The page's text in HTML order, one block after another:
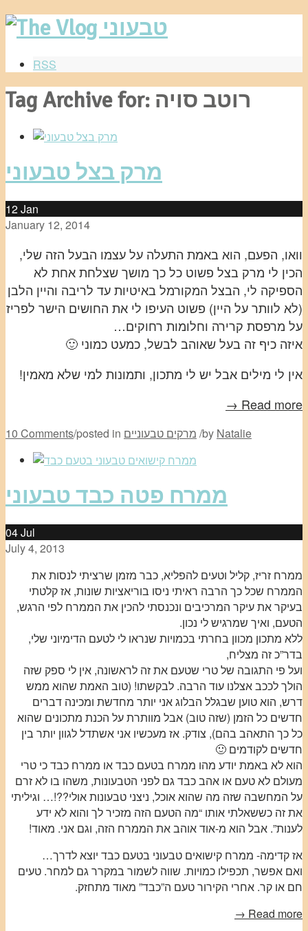
RSS
Tag Archive for: רוטב סויה
מרק בצל טבעוני
12Jan
January 12, 2014
וואו, הפעם, הוא באמת התעלה על עצמו הבעל הזה שלי,
הכין לי מרק בצל פשוט כל כך מושך שצלחת אחת לא
הספיקה לי, הבצל המקורמל באיטיות עד לריבה והיין הלבן
(לא לוותר על היין) פשוט העיפו לי את החושים הישר לפריז
על מרפסת קרירה וחלומות רחוקים…
איזה כיף זה בעל שאוהב לבשל, כמעט כמוני 🙂
אין לי מילים אבל יש לי מתכון, ותמונות למי שלא מאמין!
Read more →
10 Comments/posted in מרקים טבעוניים /by Natalie
ממרח פטה כבד טבעוני
04Jul
July 4, 2013
ממרח זריז, קליל וטעים להפליא, כבר מזמן שרציתי לנסות את
הממרח שכל כך הרבה ראיתי ניסו בוריאציות שונות, אז קלטתי
בעיקר את עיקר המרכיבים ונכנסתי להכין את הממרח לפי הרגש,
הטעם, ואיך שמרגיש לי נכון.
ללא מתכון מכוון בחרתי בכמויות שנראו לי לטעם הדימיוני שלי,
בדר”כ זה מצליח,
ועל פי התגובה של טרי שטעם את זה לראשונה, אין לי ספק שזה
הולך לככב אצלנו עוד הרבה. לבקשתו! (טוב האמת שהוא ממש
דרש, הוא טוען שבגלל הבלוג אני יותר מחדשת ומכינה דברים
חדשים כל הזמן (שזה טוב) אבל מוותרת על הכנת מתכונים שהוא
כל כך התאהב בהם), צודק. אז מעכשיו אני אשתדל לגוון יותר בין
חדשים לקודמים 🙂
הוא לא באמת יודע מהו ממרח בטעם כבד או ממרח כבד כי טרי
מעולם לא טעם או אהב כבד גם לפני הטבעונות, משהו בו לא זרם
על המחשבה שזה מה שהוא אוכל, ניצני טבעונות אולי??!… וגיליתי
את זה כששאלתי אותו “מה הטעם הזה מזכיר לך והוא לא ידע
לענות”. אבל הוא מ-אוד אוהב את הממרח הזה, וגם אני. מאוד!
אז קדימה- ממרח קישואים טבעוני בטעם כבד יוצא לדרך…
ואם אפשר, תכפילו כמויות. שווה לשמור במקרר גם למחר. טעים
חם או קר. אחרי הקירור טעם ה”כבד” מאוד מתחזק.
Read more →